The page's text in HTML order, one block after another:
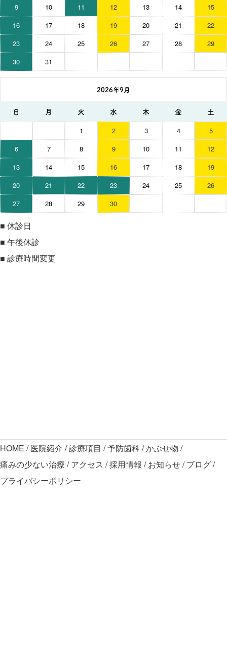
9
10 11 12 13 14
15
16
17 18 19 20 21
22
23
24 25 26 27 28
29
30
31
2026年9月
日 月 火 水 木 金 土
1 2 3 4
5
6
7 8 9 10 11
12
13
14 15 16 17 18
19
20
21 22 23 24 25
26
27
28 29 30
■ 休診日
■ 午後休診
■ 診療時間変更
HOME 医院紹介 診療項目 予防歯科 かぶせ物
痛みの少ない治療
アクセス 採用情報 お知らせ ブログ
プライバシーポリシー